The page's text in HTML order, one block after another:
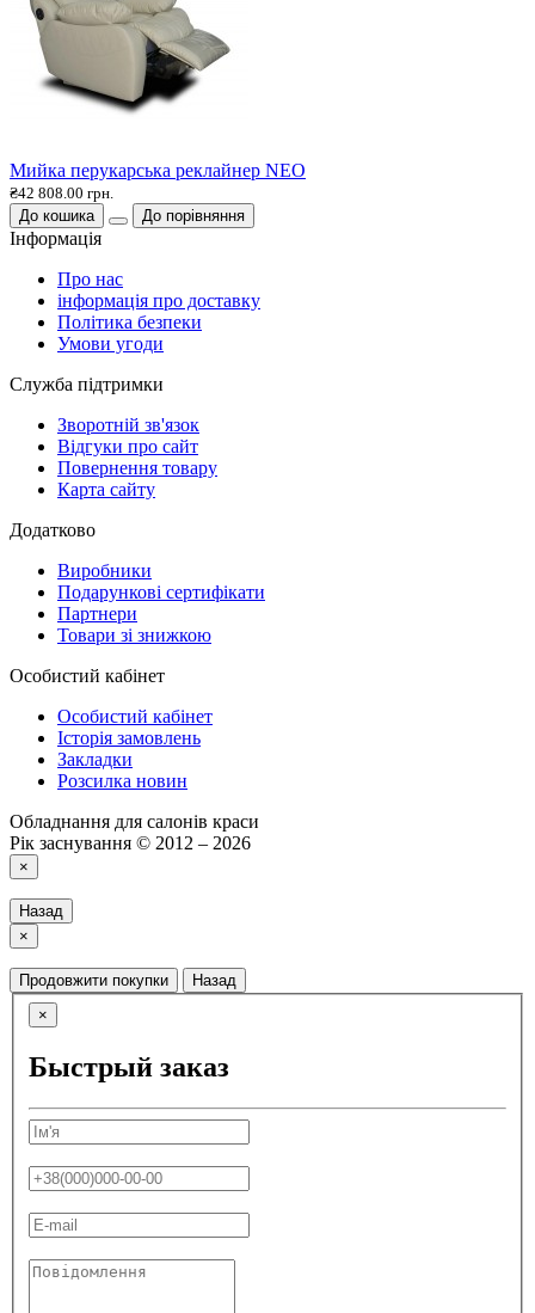
Мийка перукарська реклайнер NEO
₴42 808.00 грн.
До кошика
До порівняння
Інформація
Про нас
інформація про доставку
Політика безпеки
Умови угоди
Служба підтримки
Зворотній зв'язок
Відгуки про сайт
Повернення товару
Карта сайту
Додатково
Виробники
Подарункові сертифікати
Партнери
Товари зі знижкою
Особистий кабінет
Особистий кабінет
Історія замовлень
Закладки
Розсилка новин
Обладнання для салонів краси
Рік заснування © 2012 – 2026
×
Назад
×
Продовжити покупки
Назад
×
Быстрый заказ